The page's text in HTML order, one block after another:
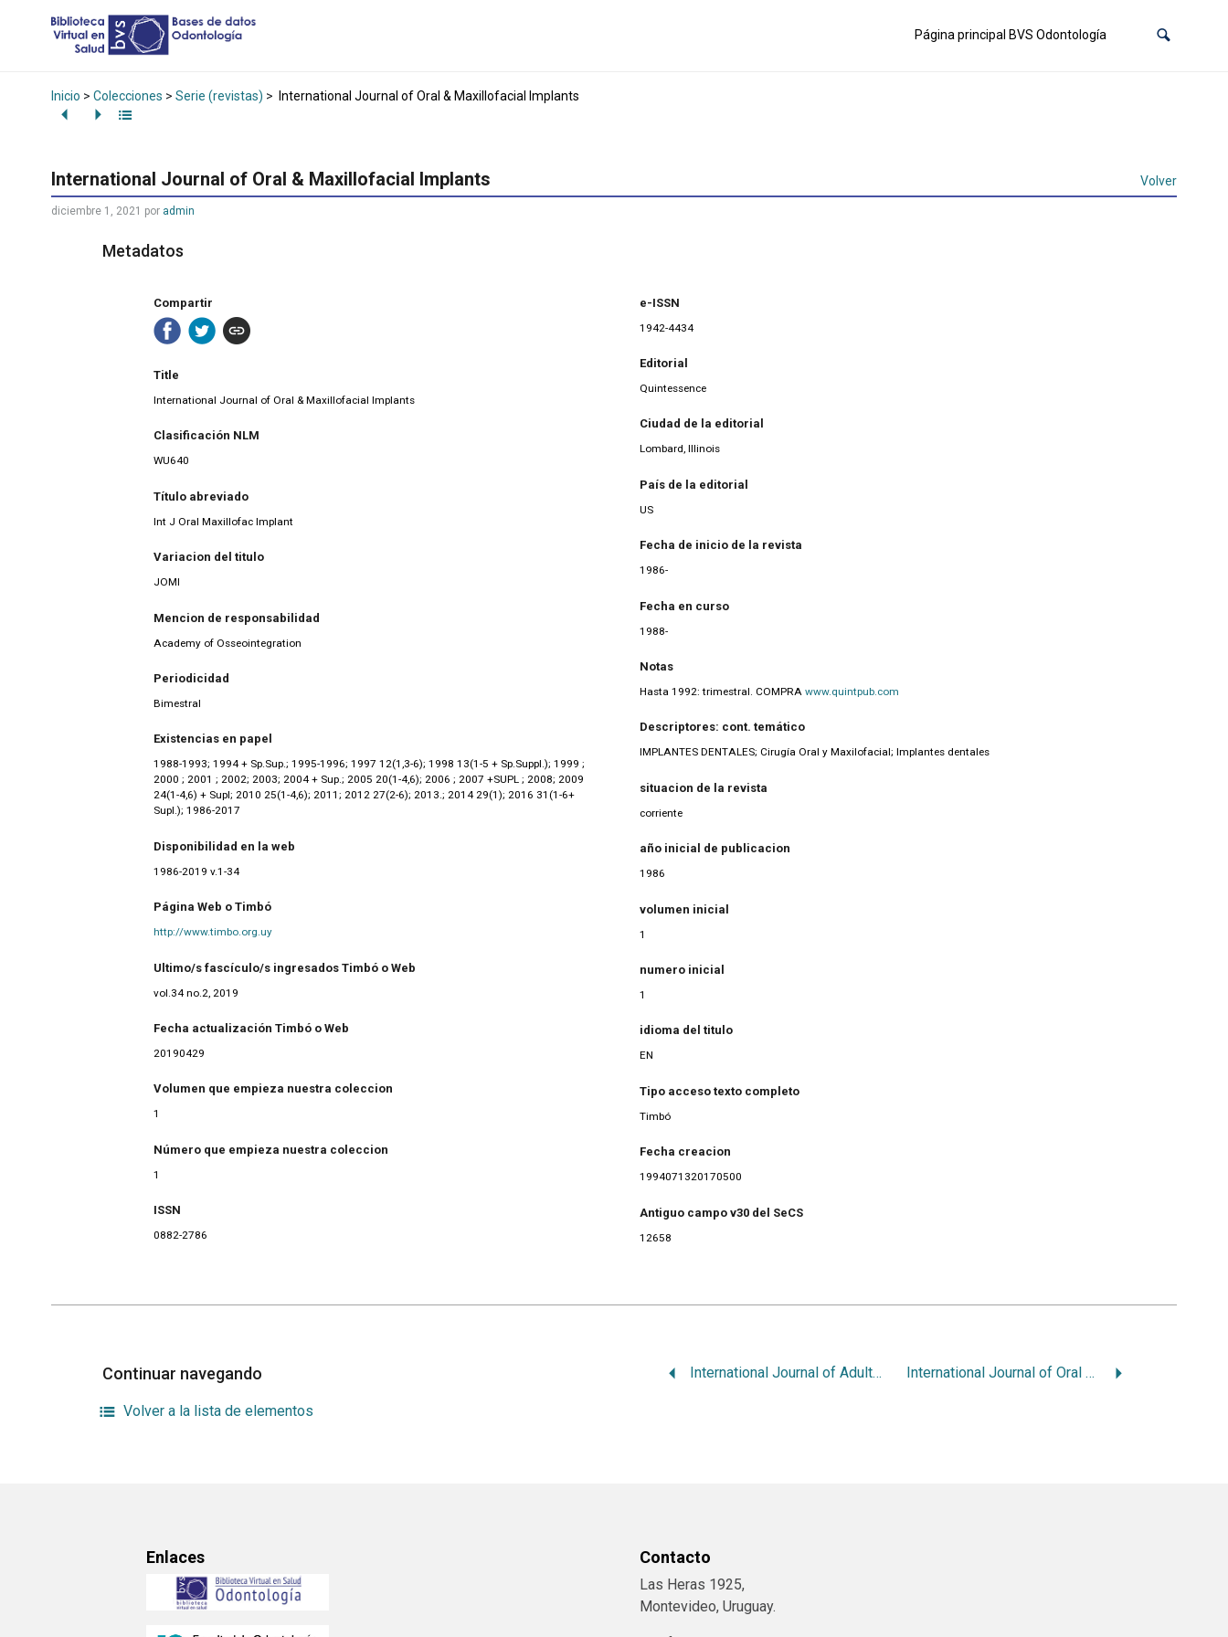
Página principal BVS Odontología
Inicio > Colecciones > Serie (revistas) > International Journal of Oral & Maxillofacial Implants
International Journal of Oral & Maxillofacial Implants Volver
diciembre 1, 2021 por admin
Metadatos
Compartir
Title
International Journal of Oral & Maxillofacial Implants
Clasificación NLM
WU640
Título abreviado
Int J Oral Maxillofac Implant
Variacion del titulo
JOMI
Mencion de responsabilidad
Academy of Osseointegration
Periodicidad
Bimestral
Existencias en papel
1988-1993; 1994 + Sp.Sup.; 1995-1996; 1997 12(1,3-6); 1998 13(1-5 + Sp.Suppl.); 1999 ;
2000 ; 2001 ; 2002; 2003; 2004 + Sup.; 2005 20(1-4,6); 2006 ; 2007 +SUPL ; 2008; 2009
24(1-4,6) + Supl; 2010 25(1-4,6); 2011; 2012 27(2-6); 2013.; 2014 29(1); 2016 31(1-6+
Supl.); 1986-2017
Disponibilidad en la web
1986-2019 v.1-34
Página Web o Timbó
http://www.timbo.org.uy
Ultimo/s fascículo/s ingresados Timbó o Web
vol.34 no.2, 2019
Fecha actualización Timbó o Web
20190429
Volumen que empieza nuestra coleccion
1
Número que empieza nuestra coleccion
1
ISSN
0882-2786
e-ISSN
1942-4434
Editorial
Quintessence
Ciudad de la editorial
Lombard, Illinois
País de la editorial
US
Fecha de inicio de la revista
1986-
Fecha en curso
1988-
Notas
Hasta 1992: trimestral. COMPRA www.quintpub.com
Descriptores: cont. temático
IMPLANTES DENTALES; Cirugía Oral y Maxilofacial; Implantes dentales
situacion de la revista
corriente
año inicial de publicacion
1986
volumen inicial
1
numero inicial
1
idioma del titulo
EN
Tipo acceso texto completo
Timbó
Fecha creacion
1994071320170500
Antiguo campo v30 del SeCS
12658
Continuar navegando International Journal of Adult Orthodontic and Orthognathic Surgery International Journal of Oral and Maxillofacial Surgery
Volver a la lista de elementos
Enlaces Contacto
Las Heras 1925,
Montevideo, Uruguay.